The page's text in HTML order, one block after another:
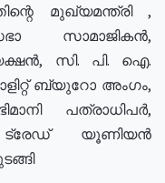
മുഖ്യമന്ത്രി ,
സാമാജികൻ,
സി. പി. ഐ.
ബ്യുറോ അംഗം,
പത്രാധിപർ,
യൂണിയൻ